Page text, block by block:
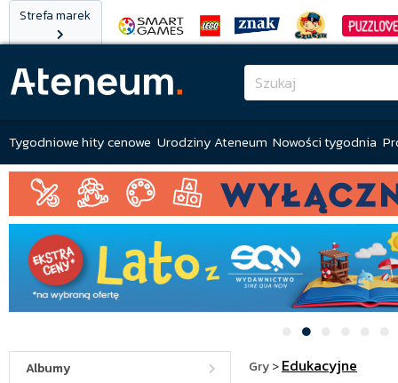
Strefa marek
Tygodniowe hity cenowe Urodziny Ateneum Nowości tygodnia
Albumy
Gry>Edukacyjne